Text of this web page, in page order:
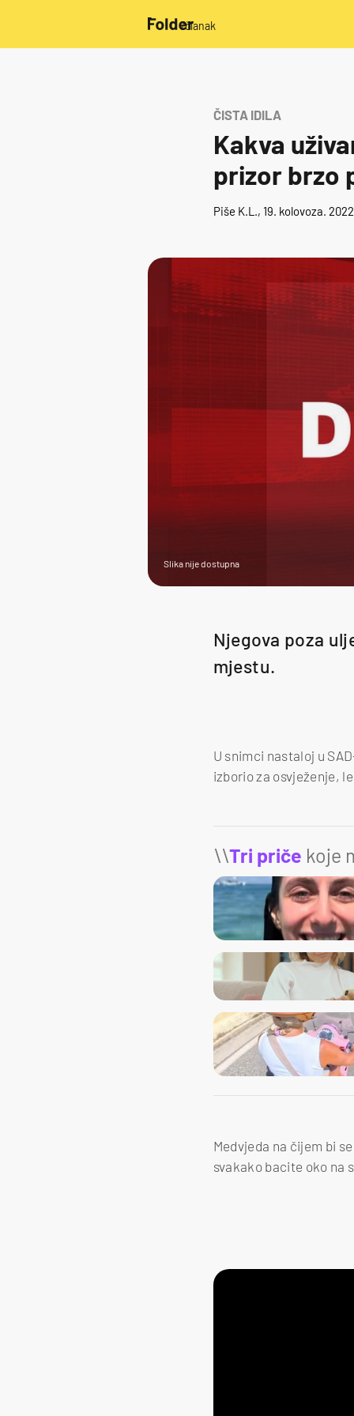
/članak
ČISTA IDILA
Kakva
prizor brzo
Piše K.L., 19. kolovoza.
Slika nije dostupna
Njegova poza
mjestu.
U snimci nastaloj u
izborio za osvježenje,
\\Tri priče koje
Medvjeda na čijem bi
svakako bacite oko na